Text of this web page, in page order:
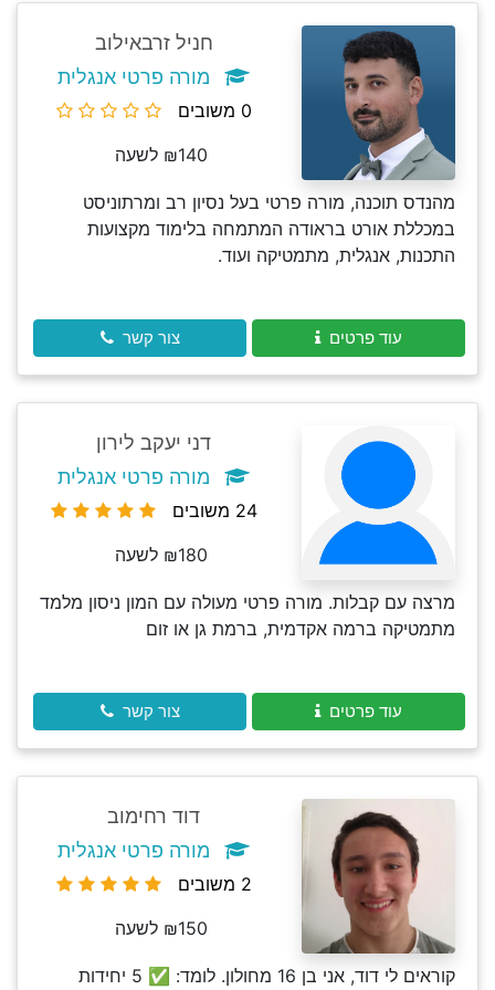
חניל זרבאילוב
מורה פרטי אנגלית
0 משובים
₪140 לשעה
מהנדס תוכנה, מורה פרטי בעל נסיון רב ומרתוניסט
במכללת אורט בראודה המתמחה בלימוד מקצועות
התכנות, אנגלית, מתמטיקה ועוד.
עוד פרטים צור קשר
דני יעקב לירון
מורה פרטי אנגלית
24 משובים
₪180 לשעה
מרצה עם קבלות. מורה פרטי מעולה עם המון ניסון מלמד
מתמטיקה ברמה אקדמית, ברמת גן או זום
עוד פרטים צור קשר
דוד רחימוב
מורה פרטי אנגלית
2 משובים
₪150 לשעה
קוראים לי דוד, אני בן 16 מחולון. לומד: ✅ 5 יחידות